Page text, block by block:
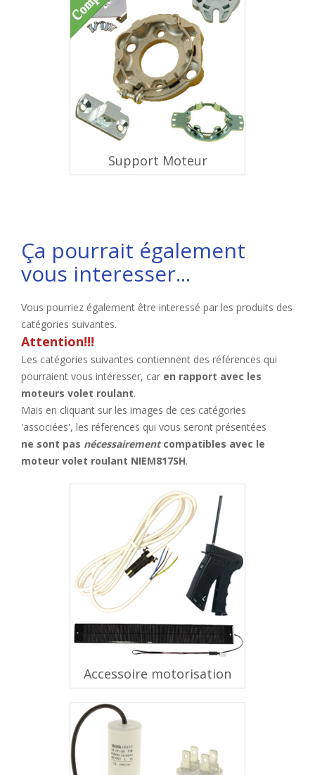
Support Moteur
Ça pourrait également
vous interesser...
Vous pourriez également être interessé par les produits des
catégories suivantes.
Attention!!!
Les catégories suivantes contiennent des références qui
pourraient vous intéresser, car en rapport avec les
moteurs volet roulant.
Mais en cliquant sur les images de ces catégories
'associées', les réferences qui vous seront présentées
ne sont pas nécessairementcompatibles avec le
moteur volet roulant NIEM817SH.
Accessoire motorisation